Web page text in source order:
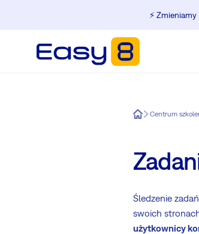
⚡️
Easy8Centrum
Śledzenie
swoich
użytkownicy